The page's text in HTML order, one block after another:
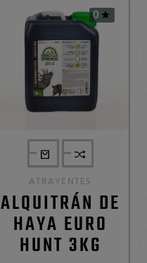
0 
ATRAYENTES
ALQUITRÁN DE
HAYA EURO
HUNT 3KG